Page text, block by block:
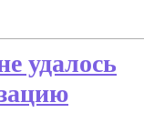
удалось